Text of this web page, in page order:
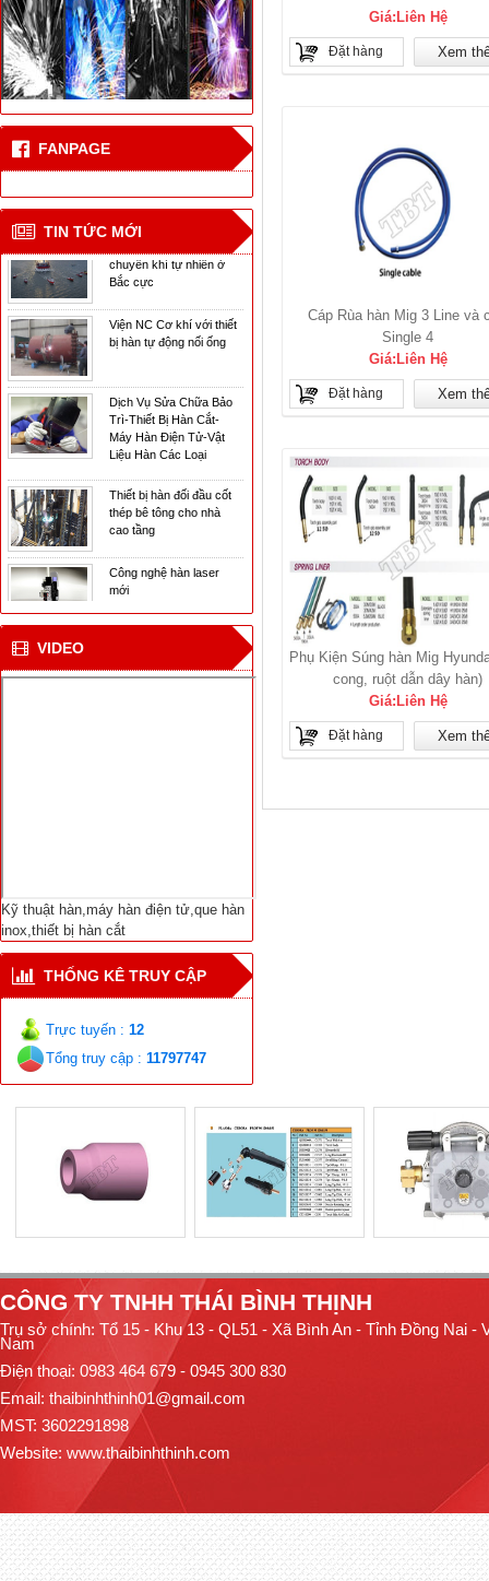
FANPAGE
TIN TỨC MỚI
Thiết bị hàn đối đầu cốt
thép bê tông cho nhà
cao tầng
Công nghệ hàn laser
CN hàn mới cho tàu vận
chuyển khí tự nhiên ở
Bắc cực
bị hàn tự động nối ống
Trì-Thiết Bị Hàn Cắt-
Máy Hàn Điện Tử-Vật
Liệu Hàn Các Loại
thép bê tông cho nhà
cao tầng
mới
VIDEO
Kỹ thuật hàn,máy hàn điện tử,que hàn
inox,thiết bị hàn cắt
THỐNG KÊ TRUY CẬP
Trực tuyến :12
Tổng truy cập :11797747
Giá:Liên Hệ
Đặt hàng Xem
Cáp Rùa hàn Mig 3 Line và
Single 4
Giá:Liên Hệ
Đặt hàng Xem
Phụ Kiện Súng hàn Mig
cong, ruột dẫn dây hàn)
Giá:Liên Hệ
Đặt hàng Xem
CÔNG TY TNHH THÁI BÌNH THỊNH
Trụ sở chính: Tổ 15 - Khu 13 - QL51 - Xã Bình An - Tỉnh Đồng Nai -
Nam
Điện thoại: 0983 464 679 - 0945 300 830
Email: thaibinhthinh01@gmail.com
MST: 3602291898
Website: www.thaibinhthinh.com